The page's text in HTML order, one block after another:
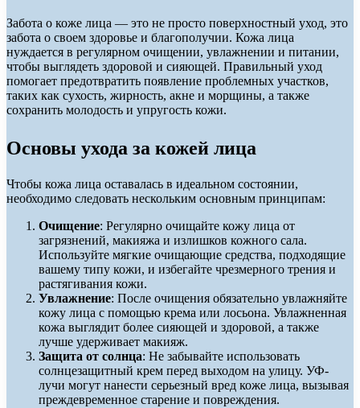
Забота о коже лица — это не просто поверхностный уход, это
забота о своем здоровье и благополучии. Кожа лица
нуждается в регулярном очищении, увлажнении и питании,
чтобы выглядеть здоровой и сияющей. Правильный уход
помогает предотвратить появление проблемных участков,
таких как сухость, жирность, акне и морщины, а также
сохранить молодость и упругость кожи.
Основы ухода за кожей лица
Чтобы кожа лица оставалась в идеальном состоянии,
необходимо следовать нескольким основным принципам:
Очищение: Регулярно очищайте кожу лица от
загрязнений, макияжа и излишков кожного сала.
Используйте мягкие очищающие средства, подходящие
вашему типу кожи, и избегайте чрезмерного трения и
растягивания кожи.
Увлажнение: После очищения обязательно увлажняйте
кожу лица с помощью крема или лосьона. Увлажненная
кожа выглядит более сияющей и здоровой, а также
лучше удерживает макияж.
Защита от солнца: Не забывайте использовать
солнцезащитный крем перед выходом на улицу. УФ-
лучи могут нанести серьезный вред коже лица, вызывая
преждевременное старение и повреждения.